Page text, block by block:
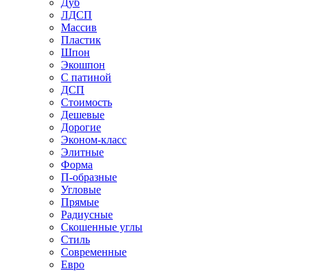
Дуб
ЛДСП
Массив
Пластик
Шпон
Экошпон
С патиной
ДСП
Стоимость
Дешевые
Дорогие
Эконом-класс
Элитные
Форма
П-образные
Угловые
Прямые
Радиусные
Скошенные углы
Стиль
Современные
Евро